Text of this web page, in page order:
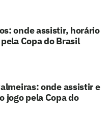
onde assistir, horário
Copa do Brasil
onde assistir e
jogo pela Copa do